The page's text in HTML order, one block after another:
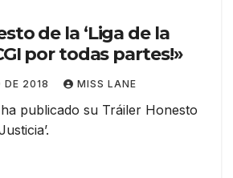
de la ‘Liga de la
por todas partes!»
DE 2018 MISS LANE
publicado su Tráiler Honesto